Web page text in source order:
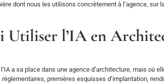
dont nous les utilisons concrètement à l’agence, sur
Utiliser l’IA en
l’IA a sa place dans une agence d’architecture, mais où
premières esquisses d’implantation,